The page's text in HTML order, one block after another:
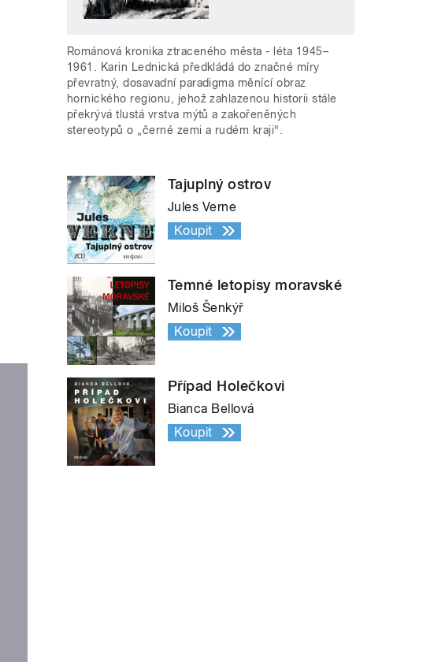
Románová kronika ztraceného města - léta 1945–
1961. Karin Lednická předkládá do značné míry
převratný, dosavadní paradigma měnící obraz
hornického regionu, jehož zahlazenou historii stále
překrývá tlustá vrstva mýtů a zakořeněných
stereotypů o „černé zemi a rudém kraji“.
Tajuplný ostrov
Jules Verne
Koupit
Temné letopisy moravské
Miloš Šenkýř
Koupit
Případ Holečkovi
Bianca Bellová
Koupit